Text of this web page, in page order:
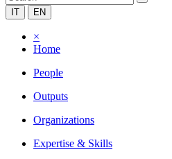
IT EN
×
Home
People
Outputs
Organizations
Expertise & Skills